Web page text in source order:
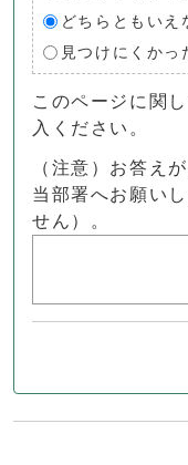
どちらともいえ
見つけにくかっ
このページに関
入ください。
（注意）お答え
当部署へお願い
せん）。